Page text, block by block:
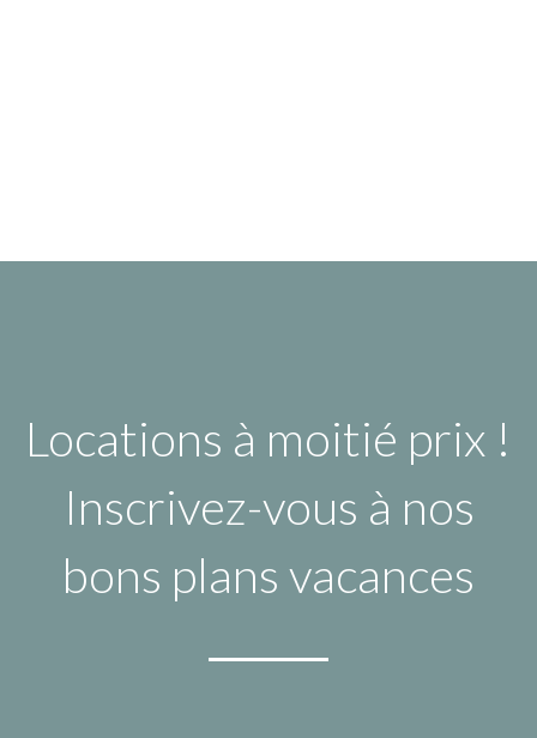
Locations à moitié prix !
Inscrivez-vous à nos
bons plans vacances